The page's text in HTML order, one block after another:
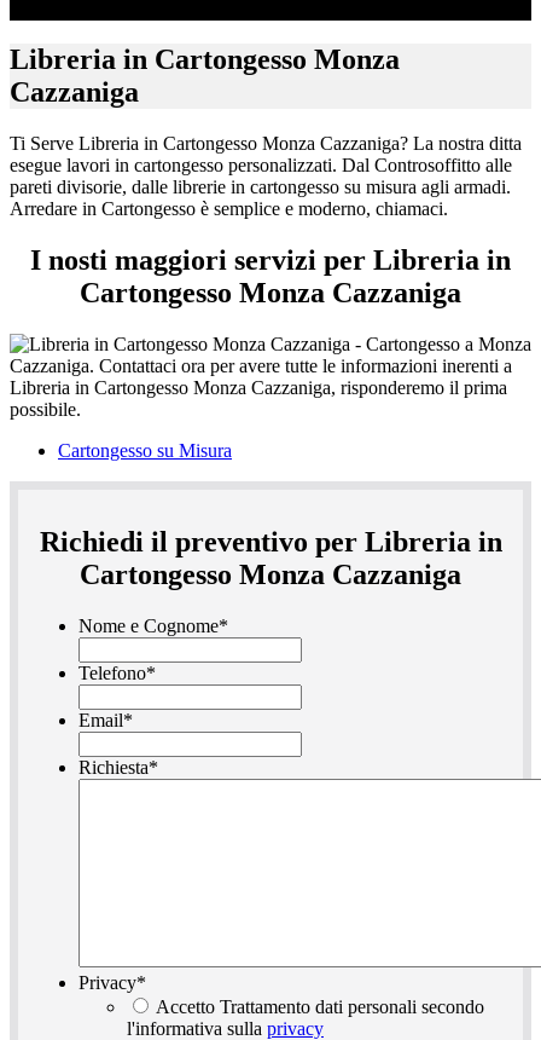
Libreria in Cartongesso Monza
Cazzaniga
Ti Serve Libreria in Cartongesso Monza Cazzaniga? La nostra ditta
esegue lavori in cartongesso personalizzati. Dal Controsoffitto alle
pareti divisorie, dalle librerie in cartongesso su misura agli armadi.
Arredare in Cartongesso è semplice e moderno, chiamaci.
I nosti maggiori servizi per Libreria in
Cartongesso Monza Cazzaniga
Cartongesso su Misura
Richiedi il preventivo per Libreria in
Cartongesso Monza Cazzaniga
Nome e Cognome*
Telefono*
Email*
Richiesta*
Privacy*
Accetto Trattamento dati personali secondo
l'informativa sulla privacy